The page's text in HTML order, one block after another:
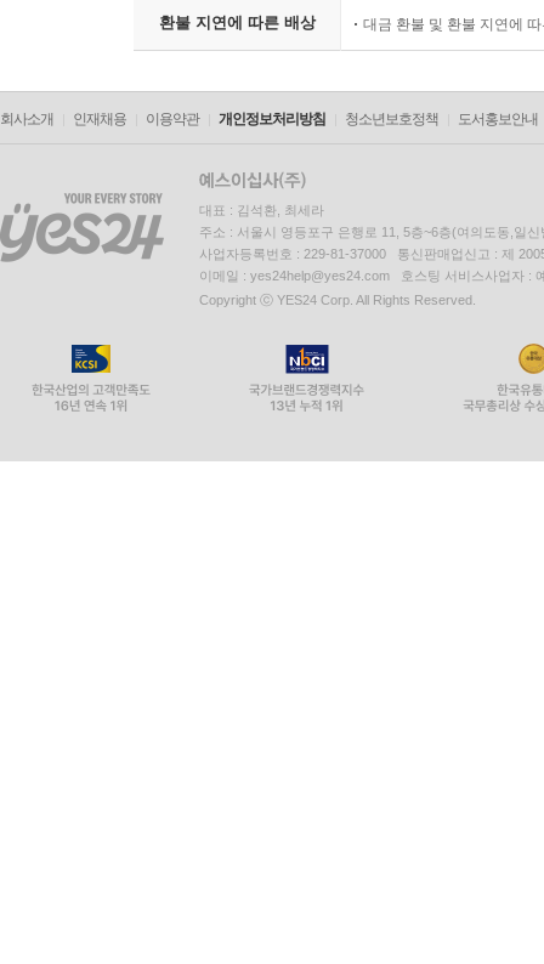
환불 지연에 따른 배상 대금 환불 및 환불 지연에
회사소개 인재채용 이용약관 개인정보처리방침 청소년보호정책 도서홍보안내
대표 : 김석환, 최세라
주소 : 서울시 영등포구 은행로 11, 5층~6층(여의도동,일신
사업자등록번호 : 229-81-37000 통신판매업신고 : 제
이메일 : yes24help@yes24.com 호스팅 서비스사업자 :
Copyright ⓒ YES24 Corp. All Rights Reserved.